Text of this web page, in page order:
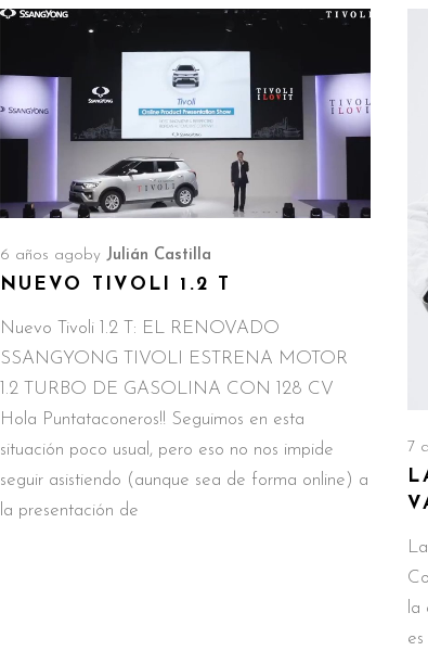
6 años ago by Julián Castilla
NUEVO TIVOLI 1.2 T
Nuevo Tivoli 1.2 T: EL RENOVADO
SSANGYONG TIVOLI ESTRENA MOTOR
1.2 TURBO DE GASOLINA CON 128 CV
Hola Puntataconeros!! Seguimos en esta
situación poco usual, pero eso no nos impide
seguir asistiendo (aunque sea de forma online) a
la presentación de
7
la